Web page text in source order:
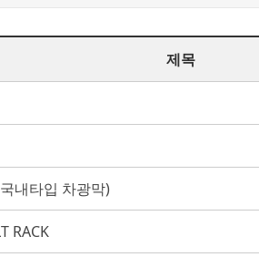
제목
내타입 차광막)
RACK